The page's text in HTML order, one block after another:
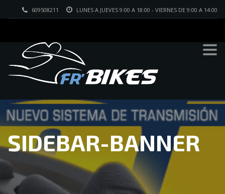
LUNES A JUEVES 9:00 A 18:00 - VIERNES DE 9:00 A 14:00
609508211
SIDEBAR-BANNER